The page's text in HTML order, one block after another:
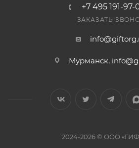
+7 495 191-97-
ЗАКАЗАТЬ
Мурманск,
2024-2026 © ООО